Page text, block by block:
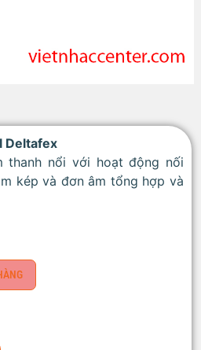
Deltafex
thanh nổi với hoạt động nối
kép và đơn âm tổng hợp và